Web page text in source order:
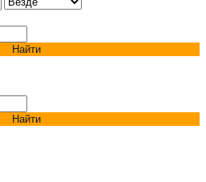
Найти
Найти